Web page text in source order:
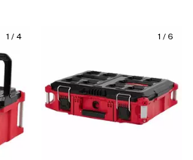
1 / 4 1 / 6